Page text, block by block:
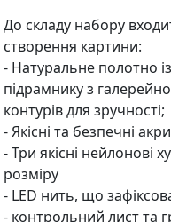
До складу набору
створення картини:
- Натуральне полотно
підрамнику з
контурів для зручності;
- Якісні та безпечні
- Три якісні нейлонові
розміру
- LED нить, що
- контрольний лист та